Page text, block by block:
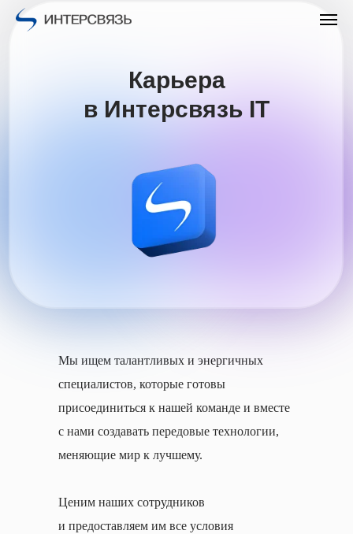
Карьера
в Интерсвязь IT
Мы ищем талантливых и энергичных
специалистов, которые готовы
присоединиться к нашей команде и вместе
с нами создавать передовые технологии,
меняющие мир к лучшему.
Ценим наших сотрудников
и предоставляем им все условия